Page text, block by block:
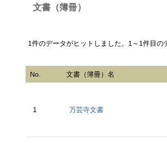
文書（簿冊）
1件のデータがヒットしました。1～1件目の
No. 文書（簿冊）名
1 万芸寺文書